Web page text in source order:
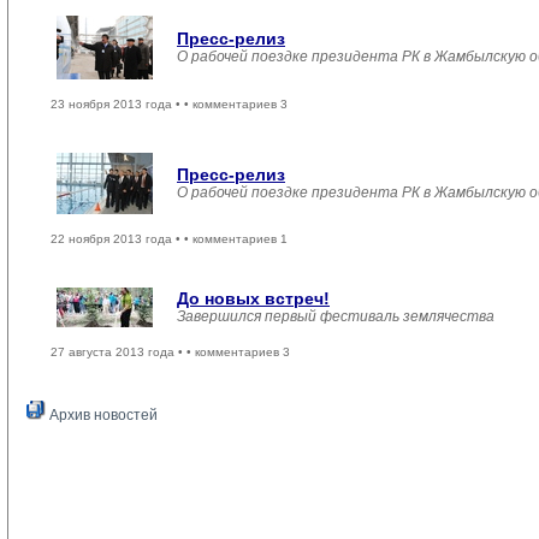
Пресс-релиз
О рабочей поездке президента РК в Жамбылскую
23 ноября 2013 года • • комментариев 3
Пресс-релиз
О рабочей поездке президента РК в Жамбылскую
22 ноября 2013 года • • комментариев 1
До новых встреч!
Завершился первый фестиваль землячества
27 августа 2013 года • • комментариев 3
Архив новостей